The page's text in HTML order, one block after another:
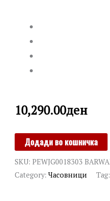
10,290.00ден
POLICE
Додади во кошничка
SKU: PEWJG0018303
Category:Часовници Tag: